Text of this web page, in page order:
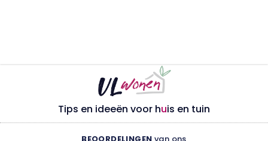
Tips en ideeën voor huis en tuin